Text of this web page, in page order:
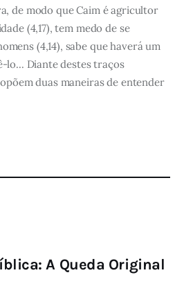
de modo que Caim é agricultor
(4,17), tem medo de se
(4,14), sabe que haverá um
lo... Diante destes traços
duas maneiras de entender
A Queda Original